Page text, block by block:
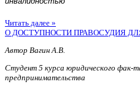
Читать далее »
О ДОСТУПНОСТИ ПРАВОСУДИЯ
Автор Вагин А.В.
Студент 5 курса юридического фак-
предпринимательства